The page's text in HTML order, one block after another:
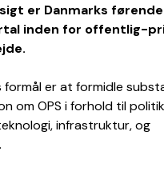
er Danmarks førende
inden for offentlig-
formål er at formidle
om OPS i forhold til
infrastruktur, og